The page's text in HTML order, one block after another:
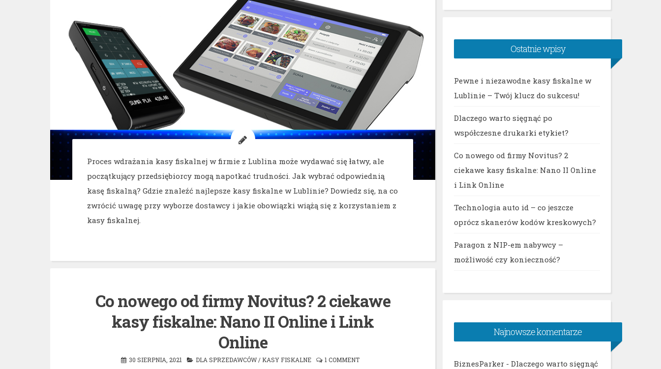
Proces wdrażania kasy fiskalnej w firmie z Lublina może wydawać się łatwy, ale
początkujący przedsiębiorcy mogą napotkać trudności. Jak wybrać odpowiednią
kasę fiskalną? Gdzie znaleźć najlepsze kasy fiskalne w Lublinie? Dowiedz się, na co
zwrócić uwagę przy wyborze dostawcy i jakie obowiązki wiążą się z korzystaniem z
kasy fiskalnej.
Co nowego od firmy Novitus? 2 ciekawe
kasy fiskalne: Nano II Online i Link
Online
30 SIERPNIA, 2021 DLA SPRZEDAWCÓW / KASY FISKALNE 1 COMMENT
Ostatnie wpisy
Pewne i niezawodne kasy fiskalne w
Lublinie – Twój klucz do sukcesu!
Dlaczego warto sięgnąć po
współczesne drukarki etykiet?
Co nowego od firmy Novitus? 2
ciekawe kasy fiskalne: Nano II Online
i Link Online
Technologia auto id – co jeszcze
oprócz skanerów kodów kreskowych?
Paragon z NIP-em nabywcy –
możliwość czy konieczność?
Najnowsze komentarze
BiznesParker- Dlaczego warto sięgnąć